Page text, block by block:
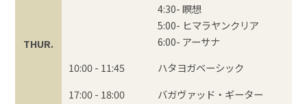
THUR.
4:30- 瞑想
5:00- ヒマラヤンクリア
6:00- アーサナ
10:00 - 11:45
ハタヨガベーシック
17:00 - 18:00
バガヴァッド・ギーター